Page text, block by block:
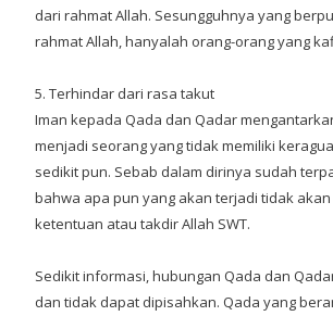
dari rahmat Allah. Sesungguhnya yang
rahmat Allah, hanyalah orang-orang yang
5. Terhindar dari rasa takut
Iman kepada Qada dan Qadar
menjadi seorang yang tidak memiliki
sedikit pun. Sebab dalam dirinya sudah
bahwa apa pun yang akan terjadi tidak
ketentuan atau takdir Allah SWT.
Sedikit informasi, hubungan Qada dan
dan tidak dapat dipisahkan. Qada yang